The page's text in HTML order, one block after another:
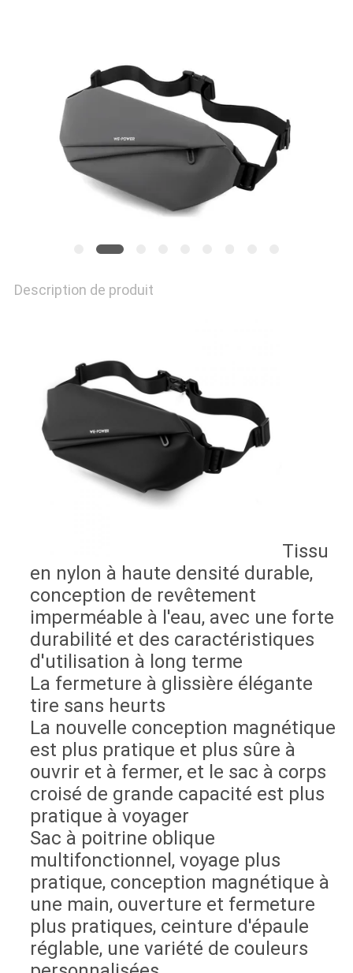
POLICY
Description de produit
Tissu
en nylon à haute densité durable,
conception de revêtement
imperméable à l'eau, avec une forte
durabilité et des caractéristiques
d'utilisation à long terme
La fermeture à glissière élégante
tire sans heurts
La nouvelle conception magnétique
est plus pratique et plus sûre à
ouvrir et à fermer, et le sac à corps
croisé de grande capacité est plus
pratique à voyager
Sac à poitrine oblique
multifonctionnel, voyage plus
pratique, conception magnétique à
une main, ouverture et fermeture
plus pratiques, ceinture d'épaule
réglable, une variété de couleurs